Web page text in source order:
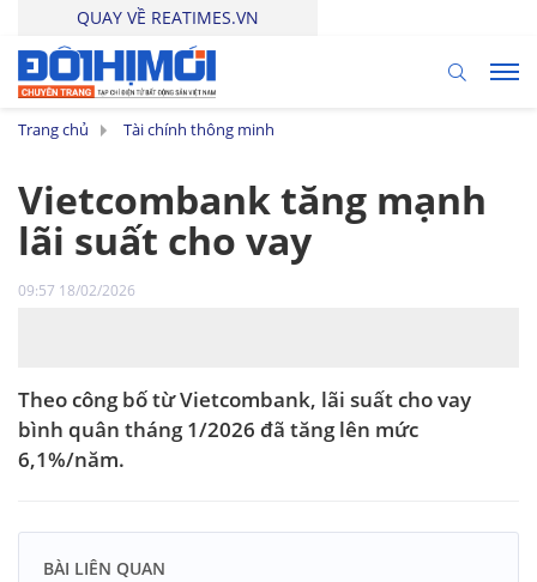
QUAY VỀ REATIMES.VN
Trang chủ Tài chính thông minh
Vietcombank tăng mạnh
lãi suất cho vay
09:57 18/02/2026
Theo công bố từ Vietcombank, lãi suất cho vay
bình quân tháng 1/2026 đã tăng lên mức
6,1%/năm.
BÀI LIÊN QUAN